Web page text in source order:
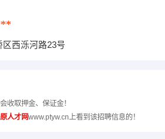
区西泺河路23号
收取押金、保证金！
人才网www.ptyw.cn上看到该招聘信息的！